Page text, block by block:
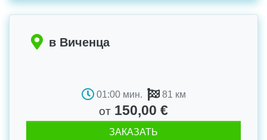
в Виченца
01:00 мин. 81 км
от 150,00 €
ЗАКАЗАТЬ